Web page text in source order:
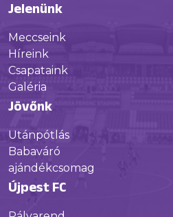
Jelenünk
Meccseink
Híreink
Csapataink
Galéria
Jövőnk
Utánpótlás
Babaváró
ajándékcsomag
Újpest FC